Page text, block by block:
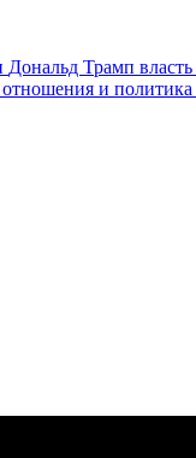
Дональд Трамп власть
и политика